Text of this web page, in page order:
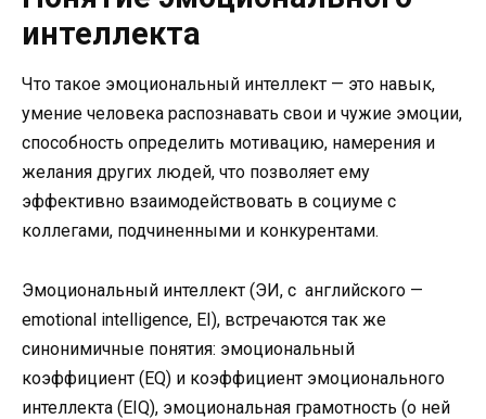
интеллекта
Что такое эмоциональный интеллект — это навык,
умение человека распознавать свои и чужие эмоции,
способность определить мотивацию, намерения и
желания других людей, что позволяет ему
эффективно взаимодействовать в социуме с
коллегами, подчиненными и конкурентами.
Эмоциональный интеллект (ЭИ, с английского —
emotional intelligence, EI), встречаются так же
синонимичные понятия: эмоциональный
коэффициент (EQ) и коэффициент эмоционального
интеллекта (EIQ), эмоциональная грамотность (о ней